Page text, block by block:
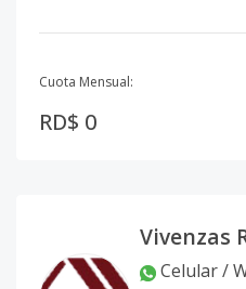
Cuota Mensual:
RD$ 0
Vivenzas
Celular /